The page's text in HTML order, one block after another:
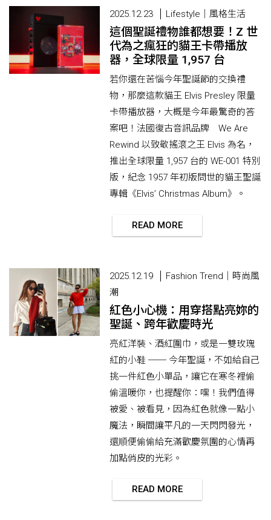
2025.12.23 Lifestyle｜風格生活
這個聖誕禮物誰都想要！Z 世
代為之瘋狂的貓王卡帶播放
器，全球限量 1,957 台
若你還在苦惱今年聖誕節的交換禮
物，那麼這款貓王 Elvis Presley 限量
卡帶播放器，大概是今年最驚奇的答
案吧！法國復古音訊品牌 We Are
Rewind 以致敬搖滾之王 Elvis 為名，
推出全球限量 1,957 台的 WE-001 特別
版，紀念 1957 年初版問世的貓王聖誕
專輯《Elvis’ Christmas Album》。
READ MORE
2025.12.19
Fashion Trend｜時尚風
潮
紅色小心機：用穿搭點亮妳的
聖誕、跨年歡慶時光
亮紅洋裝、酒紅圍巾，或是一雙玫瑰
紅的小鞋 ── 今年聖誕，不如給自己
挑一件紅色小單品，讓它在寒冬裡偷
偷溫暖你，也提醒你：嘿！我們值得
被愛、被看見，因為紅色就像一點小
魔法，瞬間讓平凡的一天閃閃發光，
還順便偷偷給充滿歡慶氛圍的心情再
加點俏皮的光彩。
READ MORE